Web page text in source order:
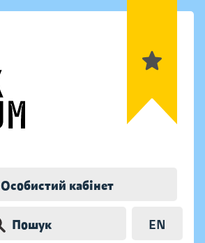
Особистий кабінет
Пошук EN